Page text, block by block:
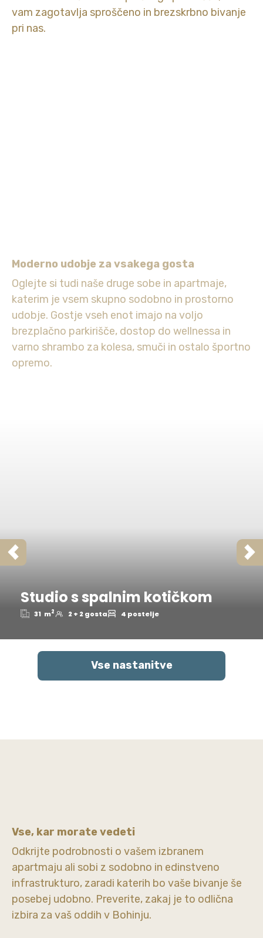
vam zagotavlja sproščeno in brezskrbno bivanje
pri nas.
Začnite dan z zajtrkom, polnim raznovrstnih
dobrot in lokalnih izdelkov.
Moderno udobje za vsakega gosta
Oglejte si tudi naše druge sobe in apartmaje,
katerim je vsem skupno sodobno in prostorno
udobje. Gostje vseh enot imajo na voljo
brezplačno parkirišče, dostop do wellnessa in
varno shrambo za kolesa, smuči in ostalo športno
opremo.
Studio s spalnim kotičkom
31 m2 2 + 2 gosta 4 postelje
Vse nastanitve
Vse, kar morate vedeti
Odkrijte podrobnosti o vašem izbranem
apartmaju ali sobi z sodobno in edinstveno
infrastrukturo, zaradi katerih bo vaše bivanje še
posebej udobno. Preverite, zakaj je to odlična
izbira za vaš oddih v Bohinju.